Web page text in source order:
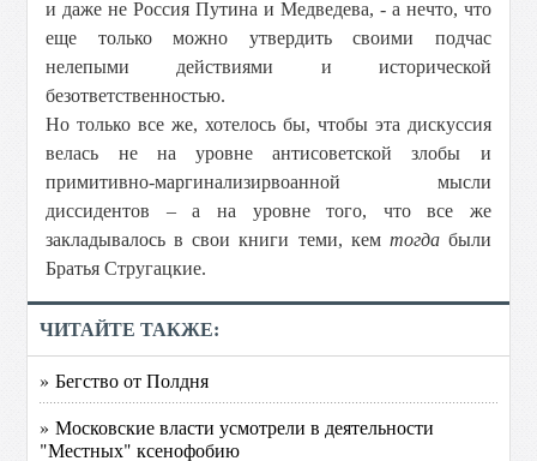
и даже не Россия Путина и Медведева, - а нечто, что
еще только можно утвердить своими подчас
нелепыми действиями и исторической
безответственностью.
Но только все же, хотелось бы, чтобы эта дискуссия
велась не на уровне антисоветской злобы и
примитивно-маргинализирвоанной мысли
диссидентов – а на уровне того, что все же
закладывалось в свои книги теми, кем тогдабыли
Братья Стругацкие.
ЧИТАЙТЕ ТАКЖЕ:
» Бегство от Полдня
» Московские власти усмотрели в деятельности
"Местных" ксенофобию